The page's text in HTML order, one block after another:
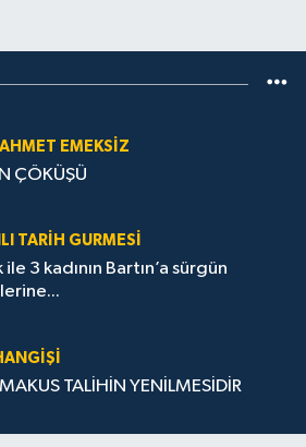
EMEKSİZ
ÇÖKÜŞÜ
TARIH GURMESI
3 kadının Bartın’a sürgün
TALİHİN YENİLMESİDİR